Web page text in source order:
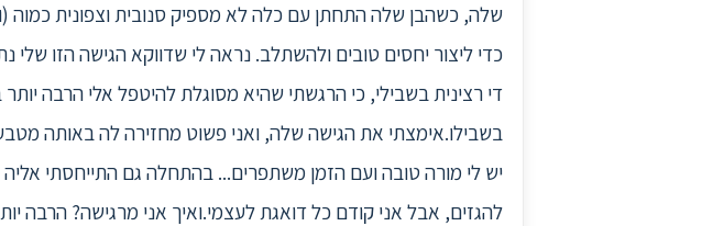
שלה, כשהבן שלה התחתן עם כלה לא מספיק סנובית וצפונית
כדי ליצור יחסים טובים ולהשתלב. נראה לי שדווקא הגישה הזו
די רצינית בשבילי, כי הרגשתי שהיא מסוגלת להיטפל אלי הרבה
בשבילו.אימצתי את הגישה שלה, ואני פשוט מחזירה לה באותה
יש לי מורה טובה ועם הזמן משתפרים... בהתחלה גם התייחסתי
להגזים, אבל אני קודם כל דואגת לעצמי.ואיך אני מרגישה? הרבה